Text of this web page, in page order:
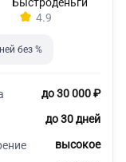
4.9
без %
до 30 000 ₽
до 30 дней
высокое